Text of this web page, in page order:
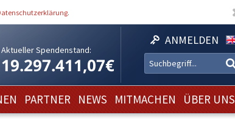
.
Aktueller Spendenstand:
19.297.411,07€
ANMELDEN
PARTNER NEWS MITMACHEN ÜBER UNS